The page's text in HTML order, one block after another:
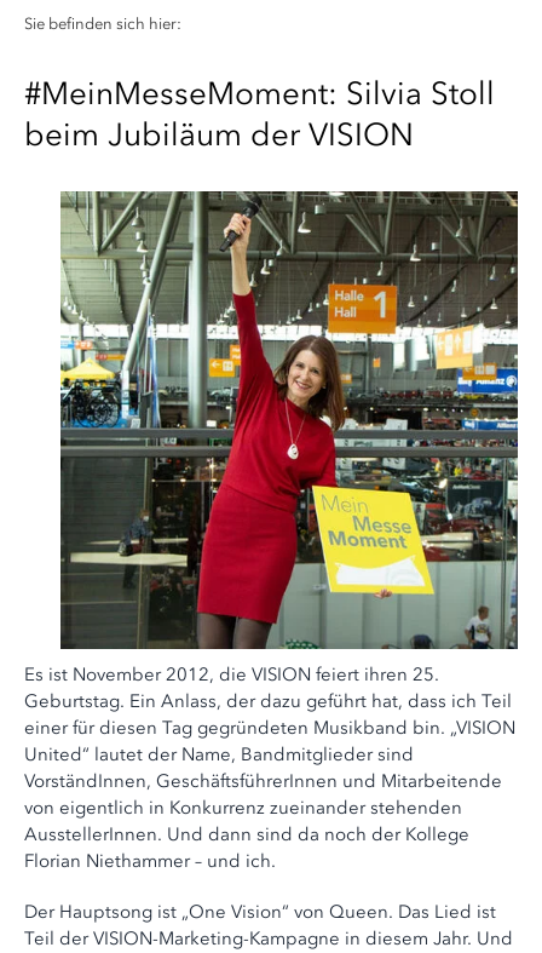
Sie befinden sich hier:
#MeinMesseMoment: Silvia Stoll
beim Jubiläum der VISION
Es ist November 2012, die VISION feiert ihren 25.
Geburtstag. Ein Anlass, der dazu geführt hat, dass ich Teil
einer für diesen Tag gegründeten Musikband bin. „VISION
United“ lautet der Name, Bandmitglieder sind
VorständInnen, GeschäftsführerInnen und Mitarbeitende
von eigentlich in Konkurrenz zueinander stehenden
AusstellerInnen. Und dann sind da noch der Kollege
Florian Niethammer – und ich.
Der Hauptsong ist „One Vision“ von Queen. Das Lied ist
Teil der VISION-Marketing-Kampagne in diesem Jahr. Und